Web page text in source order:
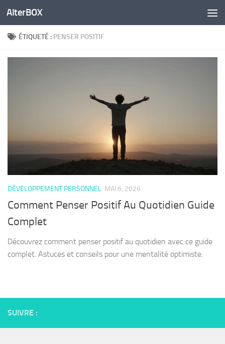
Skip to content
AlterBOX
ÉTIQUETÉ : PENSER POSITIF
DÉVELOPPEMENT PERSONNEL MAI 6, 2026
Comment Penser Positif Au Quotidien Guide
Complet
Découvrez comment penser positif au quotidien avec ce guide
complet. Astuces et conseils pour une mentalité optimiste.
SUIVRE :